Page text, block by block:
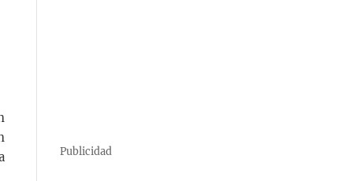
Publicidad